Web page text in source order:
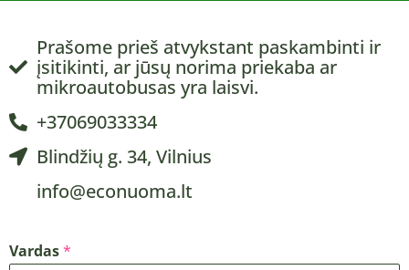
Prašome prieš atvykstant paskambinti ir
įsitikinti, ar jūsų norima priekaba ar
mikroautobusas yra laisvi.
+37069033334
Blindžių g. 34, Vilnius
info@econuoma.lt
Vardas*